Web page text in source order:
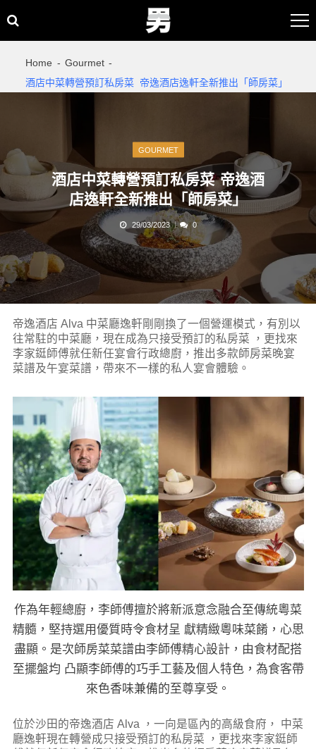
to
to
Home
Gourmet
酒店中菜轉營預訂私房菜 帝逸酒店逸軒全新推出「師房菜」
GOURMET
酒店中菜轉營預訂私房菜 帝逸酒
店逸軒全新推出「師房菜」
29/03/2023 0
帝逸酒店 Alva 中菜廳逸軒剛剛換了一個營運模式，有別以
往常駐的中菜廳，現在成為只接受預訂的私房菜 ，更找來
李家鋌師傅就任新任宴會行政總廚，推出多款師房菜晚宴
菜譜及午宴菜譜，帶來不一樣的私人宴會體驗。
作為年輕總廚，李師傅擅於將新派意念融合至傳統粵菜
精髓，堅持選用優質時令食材呈 獻精緻粵味菜餚，心思
盡顯。是次師房菜菜譜由李師傅精心設計，由食材配搭
至擺盤均 凸顯李師傅的巧手工藝及個人特色，為食客帶
來色香味兼備的至尊享受。
位於沙田的帝逸酒店 Alva ，一向是區內的高級食府， 中菜
廳逸軒現在轉營成只接受預訂的私房菜 ，更找來李家鋌師